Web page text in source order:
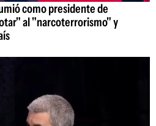
como presidente de
al "narcoterrorismo" y